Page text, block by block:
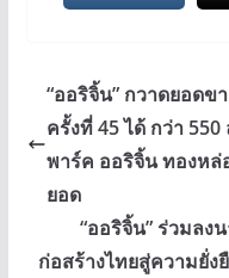
“ออริจิ้น” กวาดยอด
ครั้งที่ 45 ได้ กว่า
พาร์ค ออริจิ้น ทองหล่
ยอด
“ออริจิ้น” ร่วมลง
ก่อสร้างไทยสู่ความยั่